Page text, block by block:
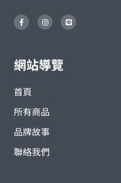
F
a
c
k
-
I
n
s
r
a
m
L
i
n
網站導覽
首頁
所有商品
品牌故事
聯絡我們